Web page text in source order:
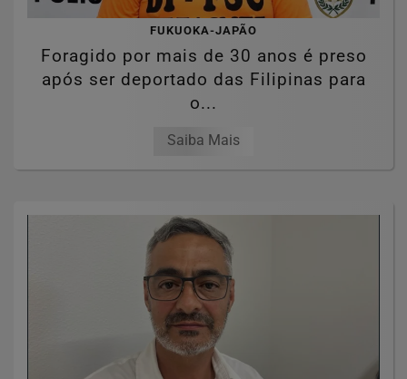
FUKUOKA-JAPÃO
Foragido por mais de 30 anos é preso
após ser deportado das Filipinas para
o...
Saiba Mais